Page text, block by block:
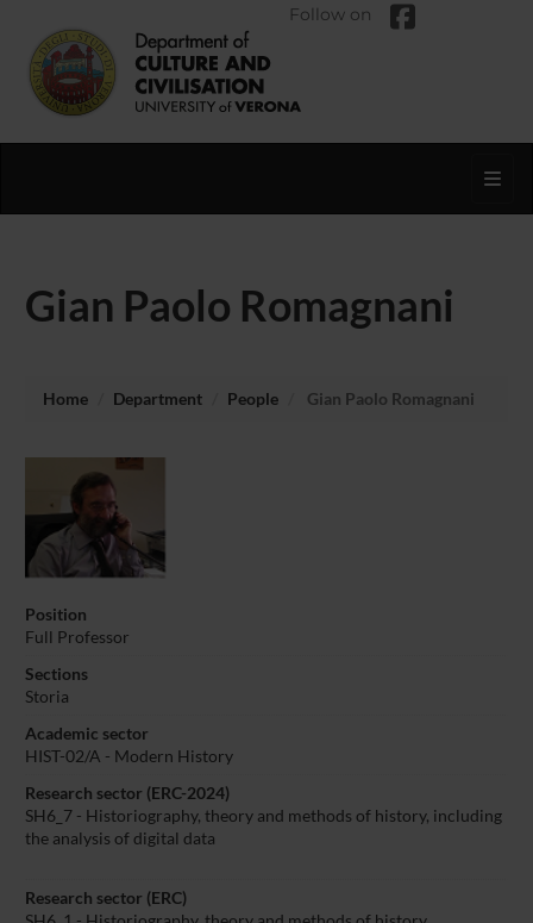
Follow on
Gian Paolo Romagnani
Home Department People Gian Paolo Romagnani
Position
Full Professor
Sections
Storia
Academic sector
HIST-02/A - Modern History
Research sector (ERC-2024)
SH6_7 - Historiography, theory and methods of history, including
the analysis of digital data
Research sector (ERC)